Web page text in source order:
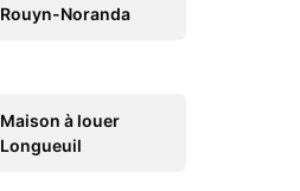
Rouyn-Noranda
Maison à louer
Longueuil